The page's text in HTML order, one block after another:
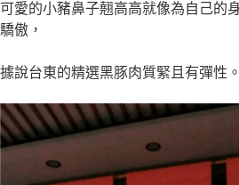
可愛的小豬鼻子翹高高就像為自己的
驕傲，
據說台東的精選黑豚肉質緊且有彈性。